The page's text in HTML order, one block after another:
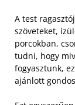
A test
szöveteket,
porcokban,
tudni, hogy
fogyasztunk,
ajánlott